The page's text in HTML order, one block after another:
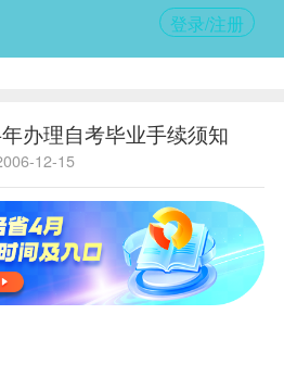
登录/注册
办理自考毕业手续须知
12-15